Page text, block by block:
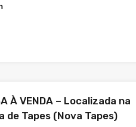
À VENDA – Localizada na
de Tapes (Nova Tapes)